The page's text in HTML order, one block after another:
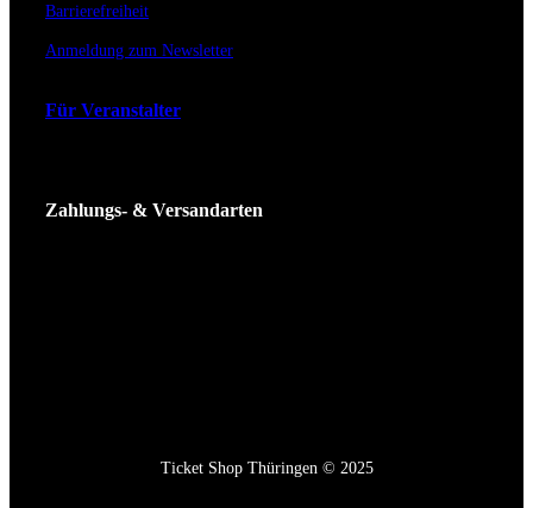
Barrierefreiheit
Anmeldung zum Newsletter
Für Veranstalter
Zahlungs- & Versandarten
Ticket Shop Thüringen © 2025